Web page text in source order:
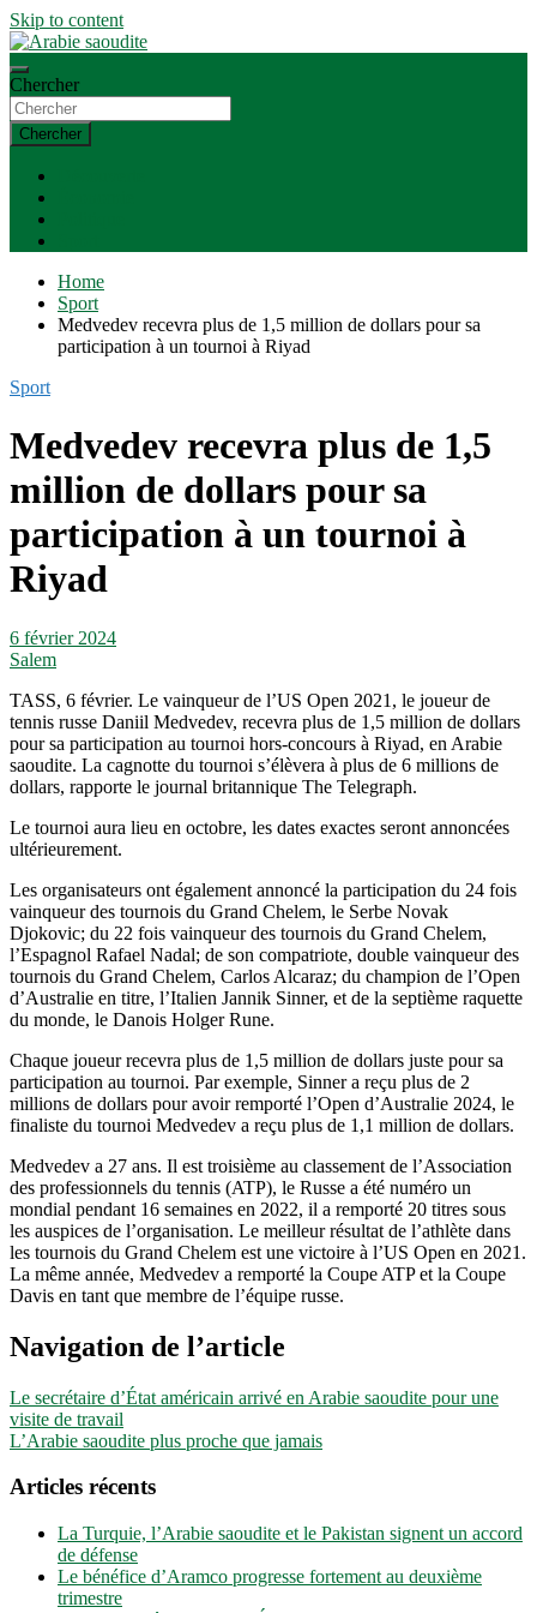
Skip to content
Arabie saoudite
Actualité, économie, sport
Chercher
Chercher
Home
Sport
Medvedev recevra plus de 1,5 million de dollars pour sa
participation à un tournoi à Riyad
Sport
Medvedev recevra plus de 1,5
million de dollars pour sa
participation à un tournoi à
Riyad
6 février 2024
Salem
TASS, 6 février. Le vainqueur de l’US Open 2021, le joueur de
tennis russe Daniil Medvedev, recevra plus de 1,5 million de dollars
pour sa participation au tournoi hors-concours à Riyad, en Arabie
saoudite. La cagnotte du tournoi s’élèvera à plus de 6 millions de
dollars, rapporte le journal britannique The Telegraph.
Le tournoi aura lieu en octobre, les dates exactes seront annoncées
ultérieurement.
Les organisateurs ont également annoncé la participation du 24 fois
vainqueur des tournois du Grand Chelem, le Serbe Novak
Djokovic; du 22 fois vainqueur des tournois du Grand Chelem,
l’Espagnol Rafael Nadal; de son compatriote, double vainqueur des
tournois du Grand Chelem, Carlos Alcaraz; du champion de l’Open
d’Australie en titre, l’Italien Jannik Sinner, et de la septième raquette
du monde, le Danois Holger Rune.
Chaque joueur recevra plus de 1,5 million de dollars juste pour sa
participation au tournoi. Par exemple, Sinner a reçu plus de 2
millions de dollars pour avoir remporté l’Open d’Australie 2024, le
finaliste du tournoi Medvedev a reçu plus de 1,1 million de dollars.
Medvedev a 27 ans. Il est troisième au classement de l’Association
des professionnels du tennis (ATP), le Russe a été numéro un
mondial pendant 16 semaines en 2022, il a remporté 20 titres sous
les auspices de l’organisation. Le meilleur résultat de l’athlète dans
les tournois du Grand Chelem est une victoire à l’US Open en 2021.
La même année, Medvedev a remporté la Coupe ATP et la Coupe
Davis en tant que membre de l’équipe russe.
Navigation de l’article
Le secrétaire d’État américain arrivé en Arabie saoudite pour une
visite de travail
L’Arabie saoudite plus proche que jamais
Articles récents
La Turquie, l’Arabie saoudite et le Pakistan signent un accord
de défense
Le bénéfice d’Aramco progresse fortement au deuxième
trimestre